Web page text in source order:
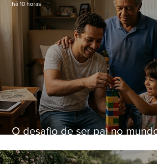
O desafio de ser pai no mundo
há 10 horas